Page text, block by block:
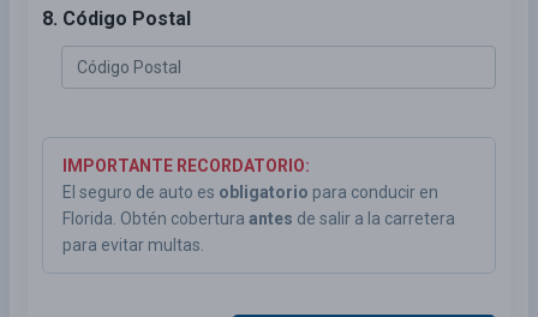
8. Código Postal
IMPORTANTE RECORDATORIO:
El seguro de auto es obligatorio para conducir en
Florida. Obtén cobertura antes de salir a la carretera
para evitar multas.